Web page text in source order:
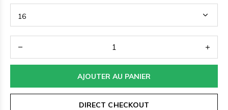
AJOUTER AU PANIER
DIRECT CHECKOUT